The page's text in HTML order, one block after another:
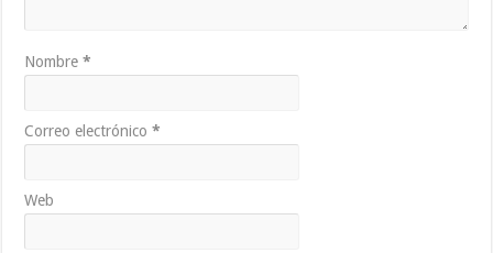
Nombre*
Correo electrónico*
Web